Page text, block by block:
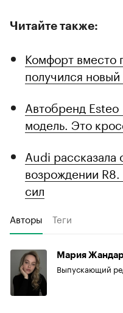
Читайте также:
Комфорт вместо
получился
Автобренд
модель. Это
Audi
возрождении
сил
Авторы Теги
Мария
Выпускающий